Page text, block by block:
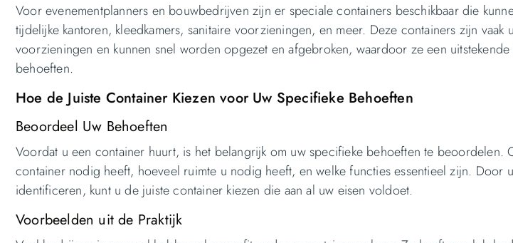
Voor evenementplanners en bouwbedrijven zijn er speciale containers beschikbaar die
tijdelijke kantoren, kleedkamers, sanitaire voorzieningen, en meer. Deze containers zijn vaak
voorzieningen en kunnen snel worden opgezet en afgebroken, waardoor ze een
behoeften.
Hoe de Juiste Container Kiezen voor Uw Specifieke Behoeften
Beoordeel Uw Behoeften
Voordat u een container huurt, is het belangrijk om uw specifieke behoeften te beoordelen.
container nodig heeft, hoeveel ruimte u nodig heeft, en welke functies essentieel zijn. Door
identificeren, kunt u de juiste container kiezen die aan al uw eisen voldoet.
Voorbeelden uit de Praktijk